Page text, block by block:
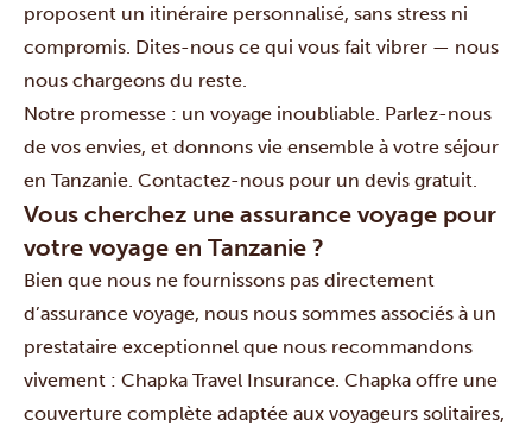
proposent un itinéraire personnalisé, sans stress ni
compromis. Dites-nous ce qui vous fait vibrer — nous
nous chargeons du reste.
Notre promesse : un voyage inoubliable. Parlez-nous
de vos envies, et donnons vie ensemble à votre séjour
en Tanzanie. Contactez-nous pour un devis gratuit.
Vous cherchez une assurance voyage pour
votre voyage en Tanzanie ?
Bien que nous ne fournissons pas directement
d’assurance voyage, nous nous sommes associés à un
prestataire exceptionnel que nous recommandons
vivement : Chapka Travel Insurance. Chapka offre une
couverture complète adaptée aux voyageurs solitaires,